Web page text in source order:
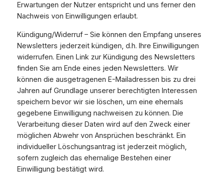
Erwartungen der Nutzer entspricht und uns ferner den
Nachweis von Einwilligungen erlaubt.
Kündigung/Widerruf – Sie können den Empfang unseres
Newsletters jederzeit kündigen, d.h. Ihre Einwilligungen
widerrufen. Einen Link zur Kündigung des Newsletters
finden Sie am Ende eines jeden Newsletters. Wir
können die ausgetragenen E-Mailadressen bis zu drei
Jahren auf Grundlage unserer berechtigten Interessen
speichern bevor wir sie löschen, um eine ehemals
gegebene Einwilligung nachweisen zu können. Die
Verarbeitung dieser Daten wird auf den Zweck einer
möglichen Abwehr von Ansprüchen beschränkt. Ein
individueller Löschungsantrag ist jederzeit möglich,
sofern zugleich das ehemalige Bestehen einer
Einwilligung bestätigt wird.